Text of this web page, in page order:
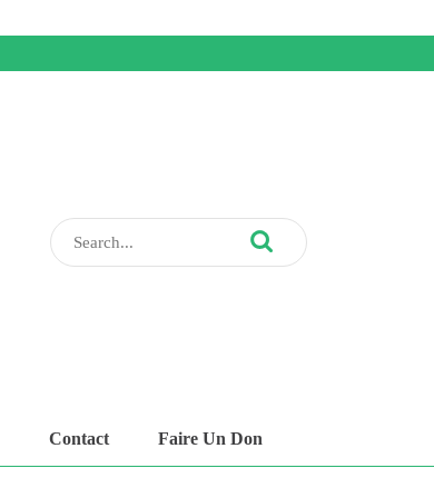
Search
for:
Contact Faire Un Don